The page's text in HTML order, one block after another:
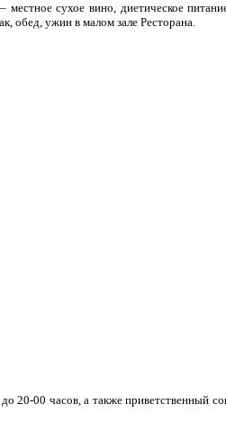
сухое вино, диетическое
обед, ужин в малом зале Ресторана.
20-00 часов, а также приветственный